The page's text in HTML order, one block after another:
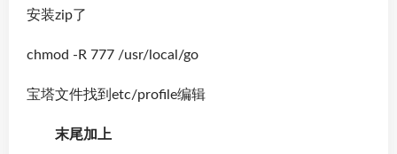
安装zip了
chmod -R 777 /usr/local/go
宝塔文件找到etc/profile编辑
末尾加上